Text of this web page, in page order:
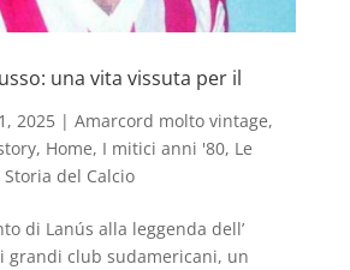
una vita vissuta per il
2025| Amarcord molto vintage,
, Home, I mitici anni '80, Le
Storia del Calcio
di Lanús alla leggenda dell’
grandi club sudamericani, un